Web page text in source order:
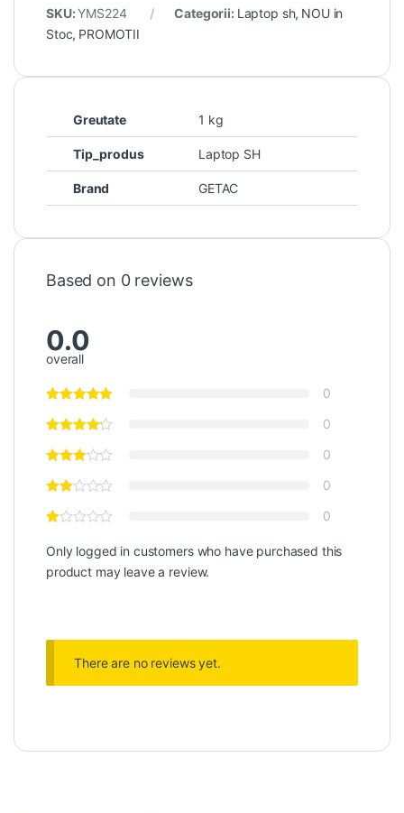
SKU:YMS224 Categorii: Laptop sh, NOU in
Stoc, PROMOTII
Greutate 1 kg
Tip_produs Laptop SH
Brand GETAC
Based on 0 reviews
0.0
overall
0
0
0
0
0
Only logged in customers who have purchased this
product may leave a review.
There are no reviews yet.